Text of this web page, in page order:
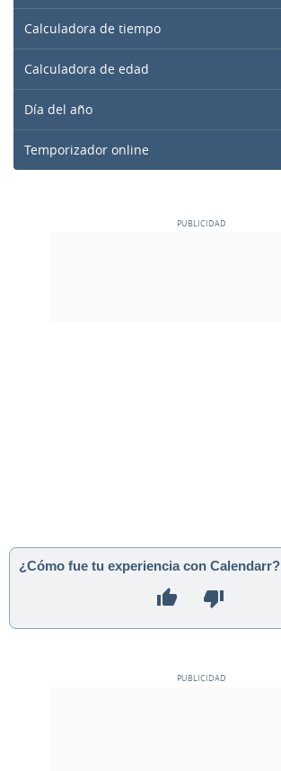
Calculadora de tiempo
Calculadora de edad
Día del año
Temporizador online
¿Cómo fue tu experiencia con Calendarr?